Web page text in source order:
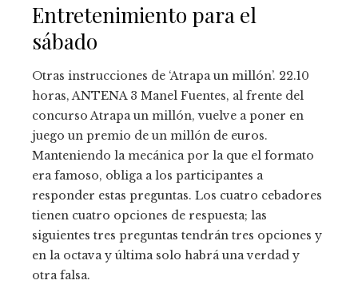
Entretenimiento para el
sábado
Otras instrucciones de ‘Atrapa un millón’. 22.10
horas, ANTENA 3 Manel Fuentes, al frente del
concurso Atrapa un millón, vuelve a poner en
juego un premio de un millón de euros.
Manteniendo la mecánica por la que el formato
era famoso, obliga a los participantes a
responder estas preguntas. Los cuatro cebadores
tienen cuatro opciones de respuesta; las
siguientes tres preguntas tendrán tres opciones y
en la octava y última solo habrá una verdad y
otra falsa.